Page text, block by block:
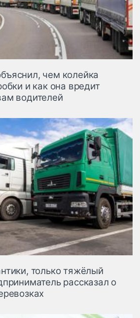
чем колейка
и как она вредит
водителей
только тяжёлый
рассказал о